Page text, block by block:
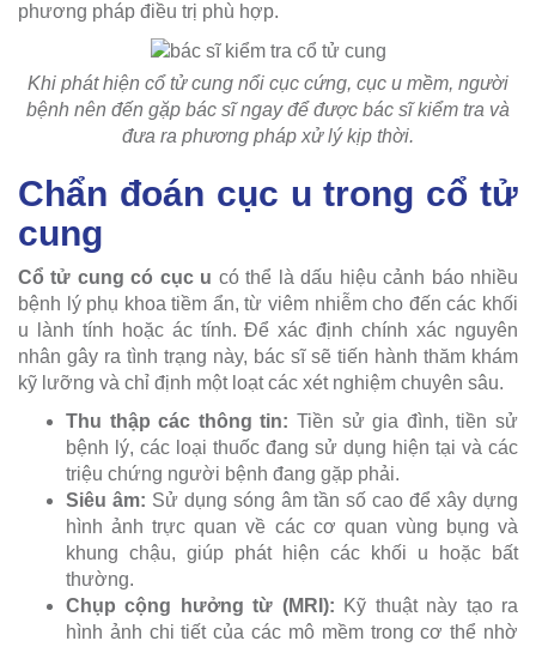
phương pháp điều trị phù hợp.
Khi phát hiện cổ tử cung nổi cục cứng, cục u mềm, người
bệnh nên đến gặp bác sĩ ngay để được bác sĩ kiểm tra và
đưa ra phương pháp xử lý kịp thời.
Chẩn đoán cục u trong cổ tử
cung
Cổ tử cung có cục u có thể là dấu hiệu cảnh báo nhiều
bệnh lý phụ khoa tiềm ẩn, từ viêm nhiễm cho đến các khối
u lành tính hoặc ác tính. Để xác định chính xác nguyên
nhân gây ra tình trạng này, bác sĩ sẽ tiến hành thăm khám
kỹ lưỡng và chỉ định một loạt các xét nghiệm chuyên sâu.
Thu thập các thông tin: Tiền sử gia đình, tiền sử
bệnh lý, các loại thuốc đang sử dụng hiện tại và các
triệu chứng người bệnh đang gặp phải.
Siêu âm: Sử dụng sóng âm tần số cao để xây dựng
hình ảnh trực quan về các cơ quan vùng bụng và
khung chậu, giúp phát hiện các khối u hoặc bất
thường.
Chụp cộng hưởng từ (MRI): Kỹ thuật này tạo ra
hình ảnh chi tiết của các mô mềm trong cơ thể nhờ